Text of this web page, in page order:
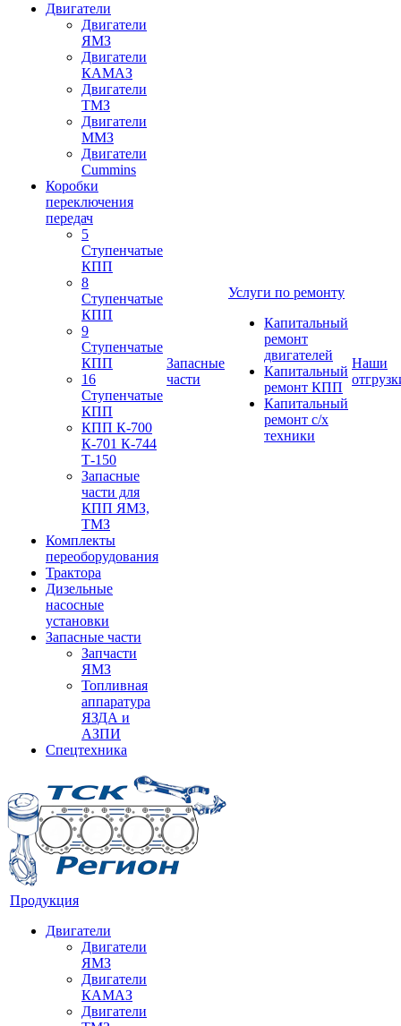
Двигатели
Двигатели
ЯМЗ
Двигатели
КАМАЗ
Двигатели
ТМЗ
Двигатели
ММЗ
Двигатели
Cummins
Коробки
переключения
передач
5
Ступенчатые
КПП
8
Ступенчатые
КПП
9
Ступенчатые
КПП
16
Ступенчатые
КПП
КПП К-700
К-701 К-744
Т-150
Запасные
части для
КПП ЯМЗ,
ТМЗ
Комплекты
переоборудования
Трактора
Дизельные
насосные
установки
Запасные части
Запчасти
ЯМЗ
Топливная
аппаратура
ЯЗДА и
АЗПИ
Спецтехника
Запасные
части
Услуги по ремонту
Капитальный
ремонт
двигателей
Капитальный
ремонт КПП
Капитальный
ремонт с/х
техники
Наши
Продукция
Двигатели
Двигатели
ЯМЗ
Двигатели
КАМАЗ
Двигатели